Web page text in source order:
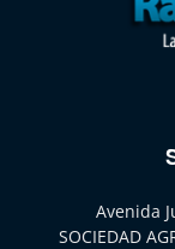
Avenida
SOCIEDAD